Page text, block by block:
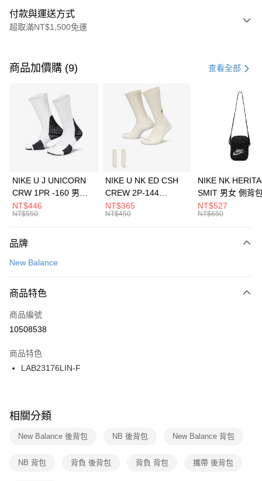
付款與運送方式
超取滿NT$1,500免運
信用卡一次付款
3 期 0 利率 每期 21家銀行
合作金庫商業銀行
第一商業銀行
華南商業銀行
彰化商業銀行
上海商業儲蓄銀行
元大商業銀行
台灣樂天信用卡公司
Apple Pay
全盈+PAY
AFTEE先享後付
【關於「AFTEE先享後付」】
便利好安心！
３．安心：先確認商品／服務後，再付款。
【「AFTEE先享後付」結帳流程】
１．於結帳方式選擇「AFTEE先享後付」後，將跳轉至「AFTEE先享後付」
２．訂單成立數日內，您將收到繳費通知簡訊。
３．收到繳費通知簡訊後14天內，點擊此簡訊中的連結，可透過四大超商／
ATM／網路銀行／等多元方式進行付款，方視為交易完成。
※ 交易是否成功請以「AFTEE先享後付 」之結帳頁面顯示為準，若有關於
是否繳費成功／繳費後需取消欲退款等相關疑問，請聯繫「AFTEE先享後付
客戶支援中心」 https://netprotections.freshdesk.com/support/home
１．透過由恩沛科技股份有限公司提供之「AFTEE先享後付」服務完成之交
運送方式
每筆NT$100，滿NT$1,500(含以上)免運費
宅配
每筆NT$100，滿NT$1,500(含以上)免運費
付款後門市自取
每筆NT$100，滿NT$1,500(含以上)免運費
商品加價購 (9) 查看全部
NIKE U J UNICORN
CRW 1PR -160 男女
中統襪 FZ3393100
NT$446
NT$550
NIKE U NK ED CSH
CREW 2P-144
EMBRDY 男女 短統襪
FZ3073133
NT$365
NT$450
NIKE NK
SMIT 男女 側背
BA5871010
NT$527
NT$650
品牌
New Balance
商品特色
商品編號
10508538
商品特色
LAB23176LIN-F
相關分類
New Balance 後背包 NB 後背包 New Balance 背包
NB 背包 背負 後背包 背負 背包 攜帶 後背包